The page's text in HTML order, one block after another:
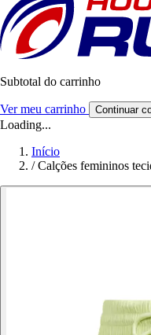
Subtotal do carrinho
Ver meu carrinho Continuar
Loading...
Início
/ Calções femininos